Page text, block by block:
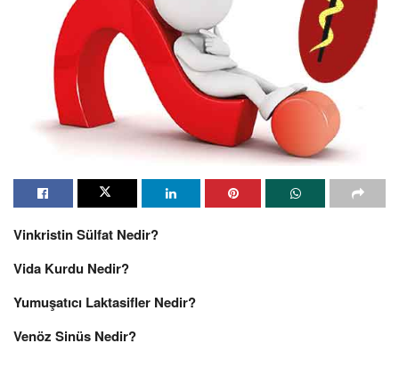
Vinkristin Sülfat Nedir?
Vida Kurdu Nedir?
Yumuşatıcı Laktasifler Nedir?
Venöz Sinüs Nedir?